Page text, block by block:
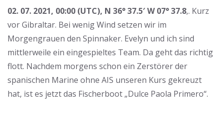
02. 07. 2021, 00:00 (UTC), N 36° 37.5′ W 07° 37.8‚. Kurz
vor Gibraltar. Bei wenig Wind setzen wir im
Morgengrauen den Spinnaker. Evelyn und ich sind
mittlerweile ein eingespieltes Team. Da geht das richtig
flott. Nachdem morgens schon ein Zerstörer der
spanischen Marine ohne AIS unseren Kurs gekreuzt
hat, ist es jetzt das Fischerboot „Dulce Paola Primero“.